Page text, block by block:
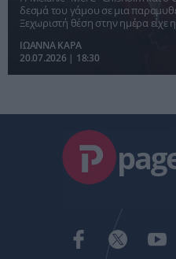
δεσμά του γάμου σε μια
Ξεχωριστή θέση στην ημέρα είχε
συνεργάτιδάς της στις Spice Girls.
ΙΩΑΝΝΑ ΚΑΡΑ
20.07.2026 | 18:30